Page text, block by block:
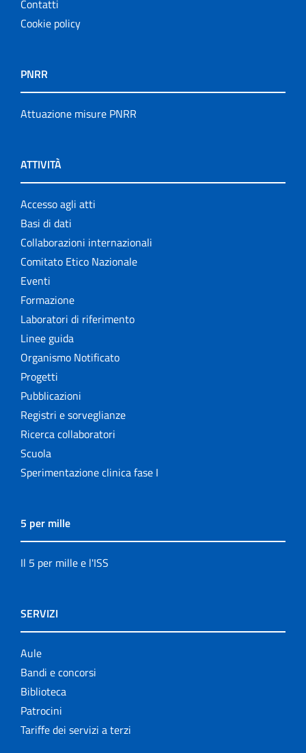
Contatti
Cookie policy
PNRR
Attuazione misure PNRR
ATTIVITÀ
Accesso agli atti
Basi di dati
Collaborazioni internazionali
Comitato Etico Nazionale
Eventi
Formazione
Laboratori di riferimento
Linee guida
Organismo Notificato
Progetti
Pubblicazioni
Registri e sorveglianze
Ricerca collaboratori
Scuola
Sperimentazione clinica fase I
5 per mille
Il 5 per mille e l'ISS
SERVIZI
Aule
Bandi e concorsi
Biblioteca
Patrocini
Tariffe dei servizi a terzi